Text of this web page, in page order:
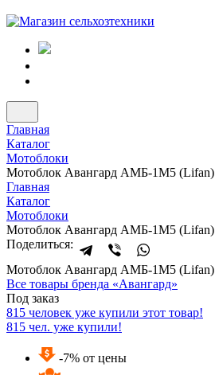
Главная
Каталог
Мотоблоки
Мотоблок Авангард АМБ-1М5 (Lifan)
Главная
Каталог
Мотоблоки
Мотоблок Авангард АМБ-1М5 (Lifan)
Поделиться:
Мотоблок Авангард АМБ-1М5 (Lifan)
Все товары бренда «Авангард»
Под заказ
815 человек уже купили этот товар!
815 чел. уже купили!
-7% от цены